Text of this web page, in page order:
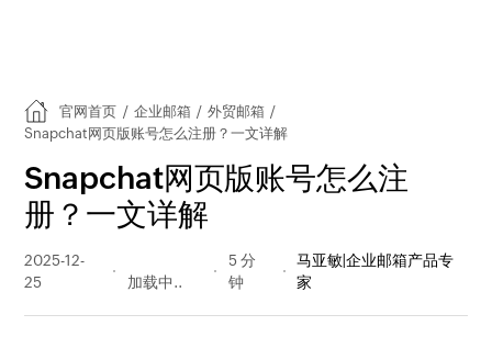
官网首页 / 企业邮箱 / 外贸邮箱 /
Snapchat网页版账号怎么注册？一文详解
Snapchat网页版账号怎么注
册？一文详解
2025-12-
25
量
5 分
钟
马亚敏|企业邮箱产品专
家